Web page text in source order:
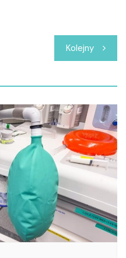
Kolejny